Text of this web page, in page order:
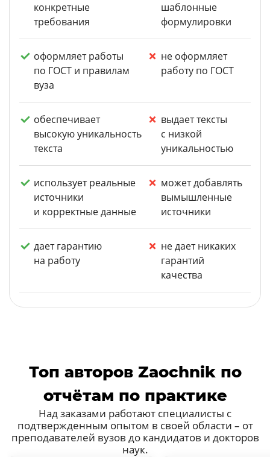
конкретные
требования
шаблонные
формулировки
оформляет работы
по ГОСТ и правилам
вуза
не оформляет
работу по ГОСТ
обеспечивает
высокую уникальность
текста
выдает тексты
с низкой
уникальностью
использует реальные
источники
и корректные данные
может добавлять
вымышленные
источники
дает гарантию
на работу
не дает никаких
гарантий
качества
Топ авторов Zaochnik по
отчётам по практике
Над заказами работают специалисты с
подтвержденным опытом в своей области – от
преподавателей вузов до кандидатов и докторов
наук.